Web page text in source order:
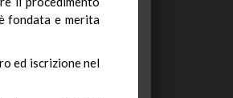
fondata e merita
ed iscrizione nel